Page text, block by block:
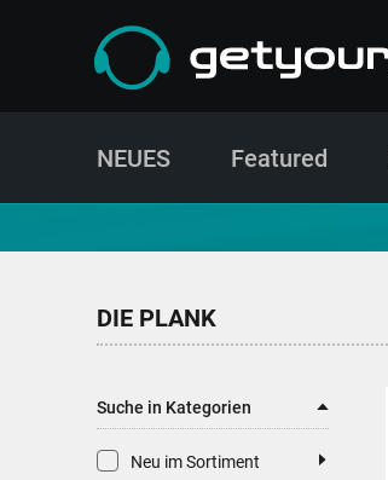
NEUES Featured
DIE PLANK
Suche in Kategorien
Neu im Sortiment